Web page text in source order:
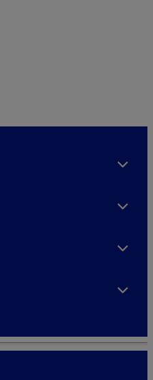
Expand
Expand
Expand
Expand